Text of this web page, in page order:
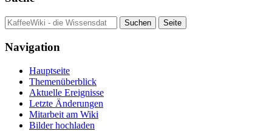
Navigation
Hauptseite
Themenüberblick
Aktuelle Ereignisse
Letzte Änderungen
Mitarbeit am Wiki
Bilder hochladen